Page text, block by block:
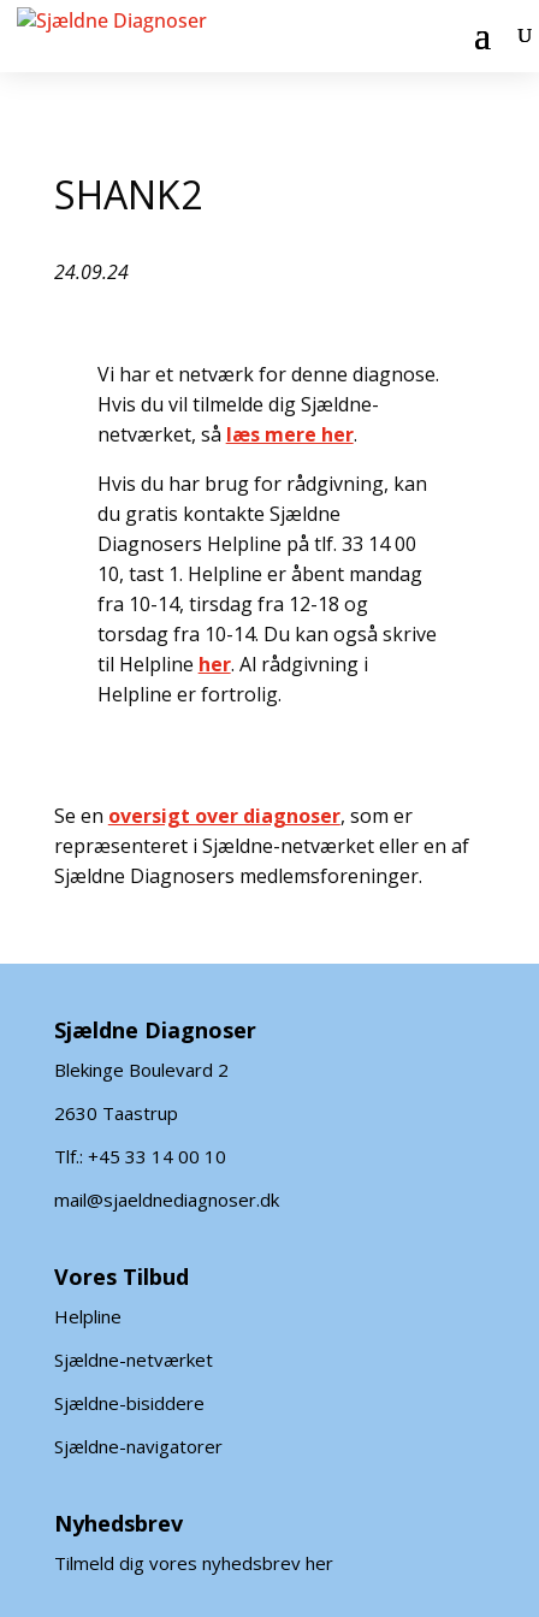
SHANK2
24.09.24
Vi har et netværk for denne diagnose.
Hvis du vil tilmelde dig Sjældne-
netværket, så læs mere her.
Hvis du har brug for rådgivning, kan
du gratis kontakte Sjældne
Diagnosers Helpline på tlf. 33 14 00
10, tast 1. Helpline er åbent mandag
fra 10-14, tirsdag fra 12-18 og
torsdag fra 10-14. Du kan også skrive
til Helpline her. Al rådgivning i
Helpline er fortrolig.
Se en oversigt over diagnoser, som er
repræsenteret i Sjældne-netværket eller en af
Sjældne Diagnosers medlemsforeninger.
Sjældne Diagnoser
Blekinge Boulevard 2
2630 Taastrup
Tlf.: +45 33 14 00 10
mail@sjaeldnediagnoser.dk
Vores Tilbud
Helpline
Sjældne-netværket
Sjældne-bisiddere
Sjældne-navigatorer
Nyhedsbrev
Tilmeld dig vores nyhedsbrev her